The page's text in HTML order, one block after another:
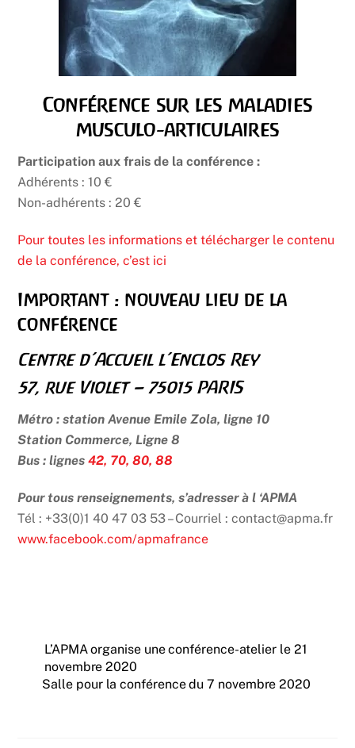
Conférence sur les maladies
musculo-articulaires
Participation aux frais de la conférence :
Adhérents : 10 €
Non-adhérents : 20 €
Pour toutes les informations et télécharger le contenu
de la conférence, c’est ici
Important : nouveau lieu de la
conférence
Centre d’Accueil l’Enclos Rey
57, rue Violet – 75015 PARIS
Métro : station Avenue Emile Zola, ligne 10
Station Commerce, Ligne 8
Bus : lignes42, 70, 80, 88
Pour tous renseignements, s’adresser à l ‘APMA
Tél : +33(0)1 40 47 03 53 – Courriel : contact@apma.fr
www.facebook.com/apmafrance
L’APMA organise une conférence-atelier le 21
novembre 2020
Salle pour la conférence du 7 novembre 2020